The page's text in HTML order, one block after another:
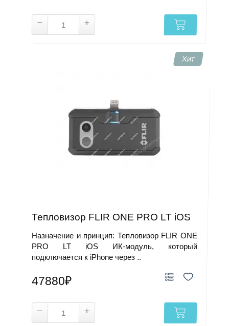
Хит
Тепловизор FLIR ONE PRO LT iOS
Назначение и принцип: Тепловизор FLIR ONE
PRO LT iOS ИК‑модуль, который
подключается к iPhone через ..
47880₽